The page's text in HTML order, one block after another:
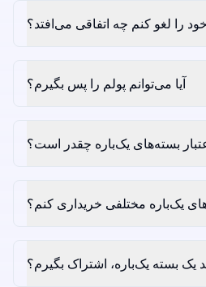
را لغو کنم چه اتفاقی می‌افتد؟
آیا می‌توانم پولم را پس بگیرم؟
بسته‌های یک‌باره چقدر است؟
یک‌باره مختلفی خریداری کنم؟
یک بسته یک‌باره، اشتراک بگیرم؟